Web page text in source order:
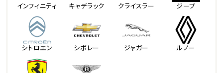
インフィニティ キャデラック クライスラー ジープ
シトロエン シボレー ジャガー ルノー